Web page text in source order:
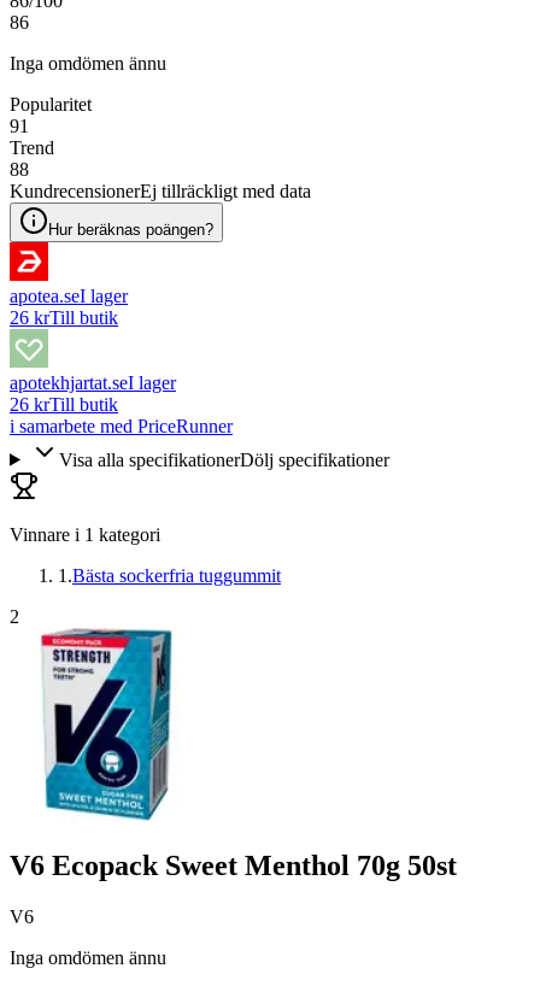
86
Inga omdömen ännu
Popularitet
91
Trend
88
KundrecensionerEj tillräckligt med data
Hur beräknas poängen?
apotea.seI lager
26 krTill butik
apotekhjartat.seI lager
26 krTill butik
i samarbete med PriceRunner
Visa alla specifikationerDölj specifikationer
Vinnare i 1 kategori
1 .Bästa sockerfria tuggummit
2
V6 Ecopack Sweet Menthol 70g 50st
V6
Inga omdömen ännu